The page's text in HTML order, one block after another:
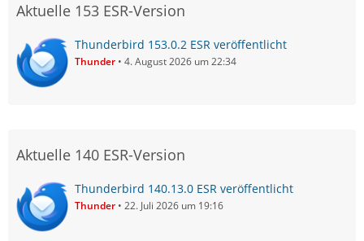
Aktuelle 153 ESR-Version
Thunderbird 153.0.2 ESR veröffentlicht
Thunder 4. August 2026 um 22:34
Aktuelle 140 ESR-Version
Thunderbird 140.13.0 ESR veröffentlicht
Thunder 22. Juli 2026 um 19:16